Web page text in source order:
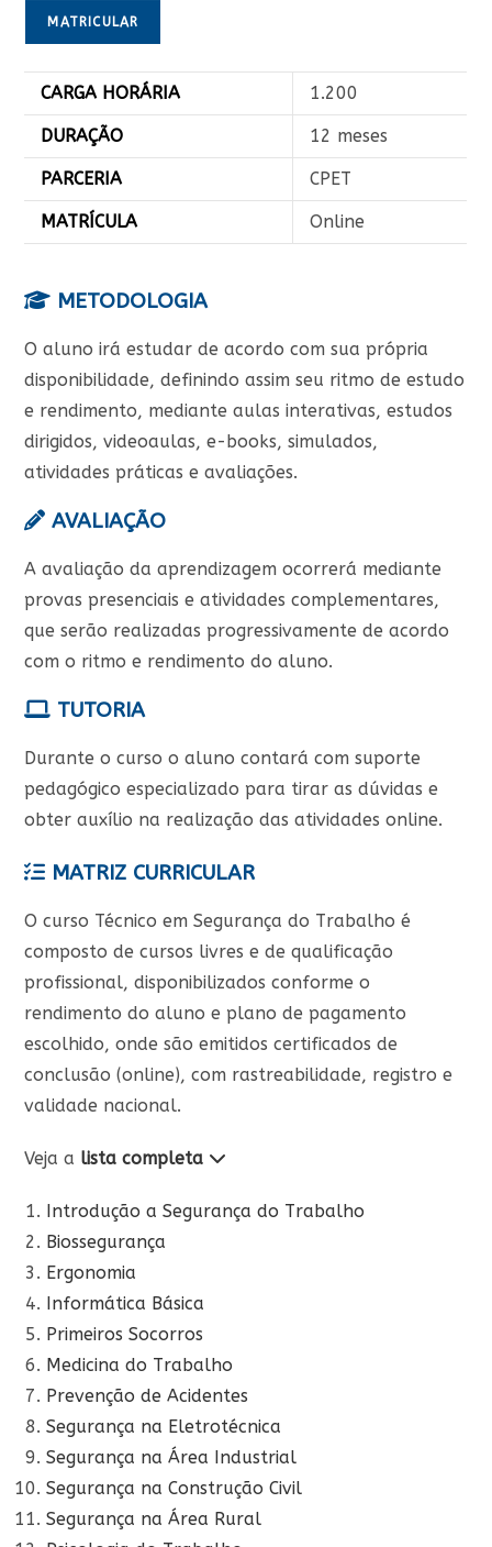
MATRICULAR
CARGA HORÁRIA 1.200
DURAÇÃO 12 meses
PARCERIA CPET
MATRÍCULA Online
METODOLOGIA
O aluno irá estudar de acordo com sua própria
disponibilidade, definindo assim seu ritmo de estudo
e rendimento, mediante aulas interativas, estudos
dirigidos, videoaulas, e-books, simulados,
atividades práticas e avaliações.
AVALIAÇÃO
A avaliação da aprendizagem ocorrerá mediante
provas presenciais e atividades complementares,
que serão realizadas progressivamente de acordo
com o ritmo e rendimento do aluno.
TUTORIA
Durante o curso o aluno contará com suporte
pedagógico especializado para tirar as dúvidas e
obter auxílio na realização das atividades online.
MATRIZ CURRICULAR
O curso Técnico em Segurança do Trabalho é
composto de cursos livres e de qualificação
profissional, disponibilizados conforme o
rendimento do aluno e plano de pagamento
escolhido, onde são emitidos certificados de
conclusão (online), com rastreabilidade, registro e
validade nacional.
Veja a lista completa
Introdução a Segurança do Trabalho
Biossegurança
Ergonomia
Informática Básica
Primeiros Socorros
Medicina do Trabalho
Prevenção de Acidentes
Segurança na Eletrotécnica
Segurança na Área Industrial
Segurança na Construção Civil
Segurança na Área Rural